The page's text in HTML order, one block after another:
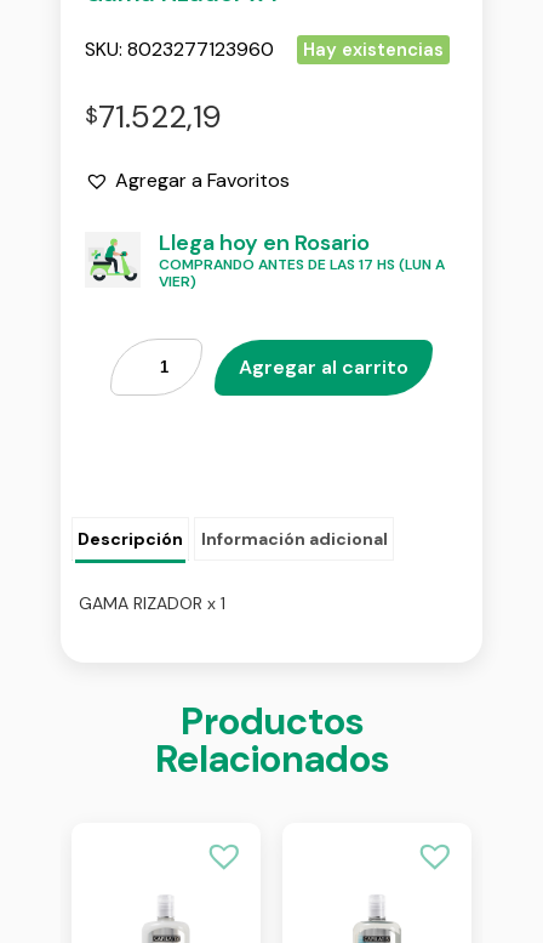
SKU: 8023277123960 Hay existencias
$71.522,19
Agregar a Favoritos
Llega hoy en Rosario
COMPRANDO ANTES DE LAS 17 HS (LUN A
VIER)
Agregar al carrito
Descripción Información adicional
GAMA RIZADOR x 1
Productos
Relacionados